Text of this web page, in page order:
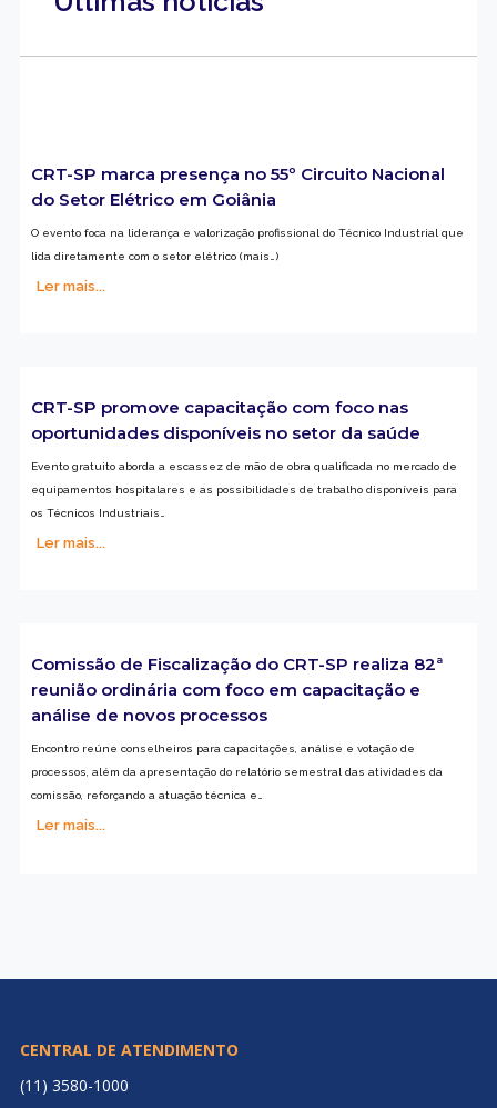
CRT-SP marca presença no 55º Circuito Nacional
do Setor Elétrico em Goiânia
O evento foca na liderança e valorização profissional do Técnico Industrial que
lida diretamente com o setor elétrico (mais…)
Ler mais...
CRT-SP promove capacitação com foco nas
oportunidades disponíveis no setor da saúde
Evento gratuito aborda a escassez de mão de obra qualificada no mercado de
equipamentos hospitalares e as possibilidades de trabalho disponíveis para
os Técnicos Industriais…
Ler mais...
Comissão de Fiscalização do CRT-SP realiza 82ª
reunião ordinária com foco em capacitação e
análise de novos processos
Encontro reúne conselheiros para capacitações, análise e votação de
processos, além da apresentação do relatório semestral das atividades da
comissão, reforçando a atuação técnica e…
Ler mais...
CENTRAL DE ATENDIMENTO
(11) 3580-1000